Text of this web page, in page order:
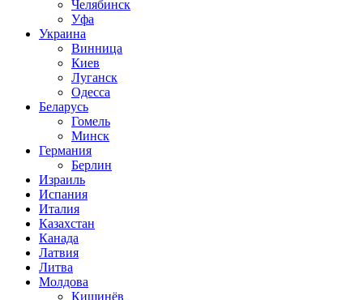
Челябинск
Уфа
Украина
Винница
Киев
Луганск
Одесса
Беларусь
Гомель
Минск
Германия
Берлин
Израиль
Испания
Италия
Казахстан
Канада
Латвия
Литва
Молдова
Кишинёв